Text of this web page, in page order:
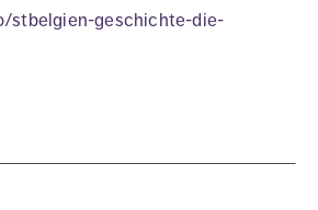
stbelgien-geschichte-die-